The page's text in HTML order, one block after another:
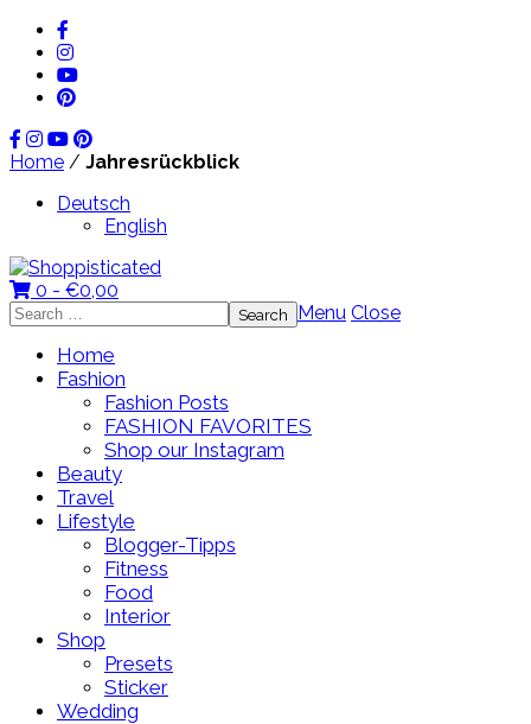
Home / Jahresrückblick
Deutsch
English
0 - €0,00
Search
for:
Menu Close
Home
Fashion
Fashion Posts
FASHION FAVORITES
Shop our Instagram
Beauty
Travel
Lifestyle
Blogger-Tipps
Fitness
Food
Interior
Shop
Presets
Sticker
Wedding